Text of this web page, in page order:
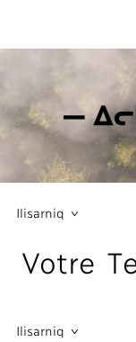
Ilisarniq
Votre
Ilisarniq